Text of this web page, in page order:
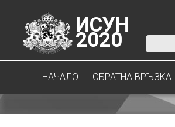
ИСУН
2020
НАЧАЛО ОБРАТНА ВРЪЗКА